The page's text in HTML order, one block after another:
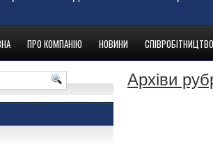
ПРО КОМПАНІЮ НОВИНИ СПІВРОБІТНИЦТВО
Архіви